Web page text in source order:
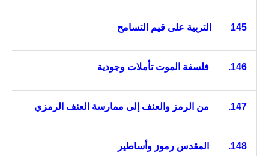
145 التربية على قيم التسامح
146. فلسفة الموت تأملات وجودية
147. من الرمز والعنف إلى ممارسة العنف الرمزي
148. المقدس رموز وأساطير